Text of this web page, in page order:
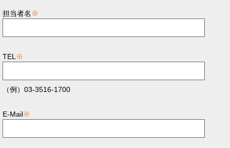
担当者名 ※
TEL ※
（例）03-3516-1700
E-Mail※